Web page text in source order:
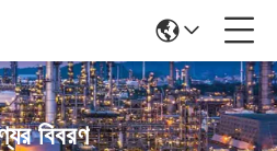
বিবরণ